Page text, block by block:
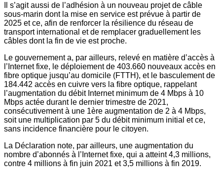
Il s’agit aussi de l’adhésion à un nouveau projet de câble
sous-marin dont la mise en service est prévue à partir de
2025 et ce, afin de renforcer la résilience du réseau de
transport international et de remplacer graduellement les
câbles dont la fin de vie est proche.
Le gouvernement a, par ailleurs, relevé en matière d’accès à
l’Internet fixe, le déploiement de 403.660 nouveaux accès en
fibre optique jusqu’au domicile (FTTH), et le basculement de
184.442 accès en cuivre vers la fibre optique, rappelant
l’augmentation du débit Internet minimum de 4 Mbps à 10
Mbps actée durant le dernier trimestre de 2021,
consécutivement à une 1ère augmentation de 2 à 4 Mbps,
soit une multiplication par 5 du débit minimum initial et ce,
sans incidence financière pour le citoyen.
La Déclaration note, par ailleurs, une augmentation du
nombre d’abonnés à l’Internet fixe, qui a atteint 4,3 millions,
contre 4 millions à fin juin 2021 et 3,5 millions à fin 2019.